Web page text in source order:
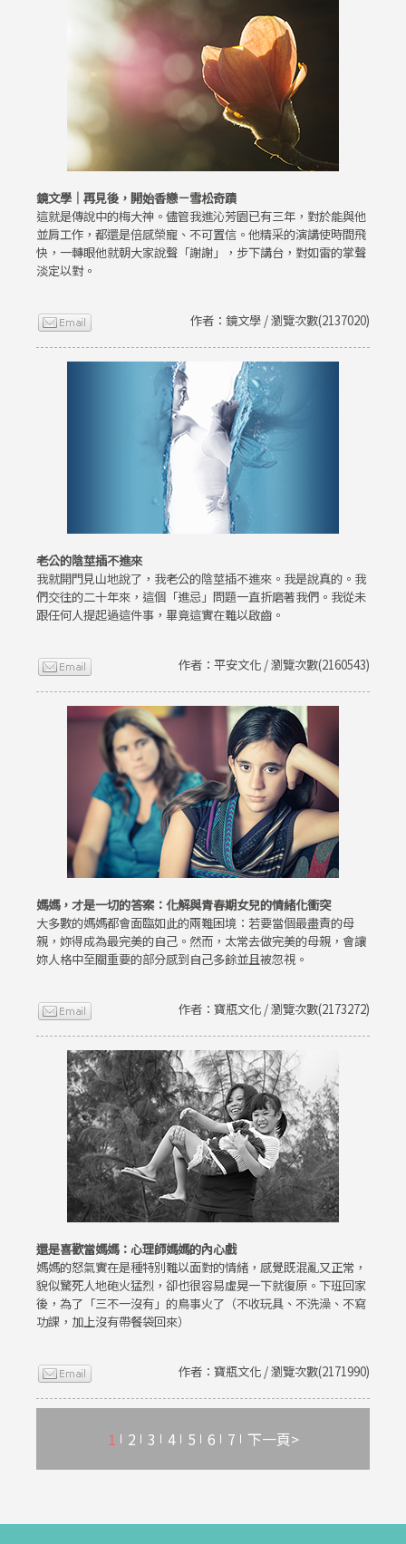
鏡文學｜再見後，開始香戀－雪松奇蹟
這就是傳說中的梅大神。儘管我進沁芳園已有三年，對於能與他
並肩工作，都還是倍感榮寵、不可置信。他精采的演講使時間飛
快，一轉眼他就朝大家說聲「謝謝」，步下講台，對如雷的掌聲
淡定以對。
作者：鏡文學 / 瀏覽次數(2137020)
老公的陰莖插不進來
我就開門見山地說了，我老公的陰莖插不進來。我是說真的。我
們交往的二十年來，這個「進忌」問題一直折磨著我們。我從未
跟任何人提起過這件事，畢竟這實在難以啟齒。
作者：平安文化 / 瀏覽次數(2160543)
媽媽，才是一切的答案：化解與青春期女兒的情緒化衝突
大多數的媽媽都會面臨如此的兩難困境：若要當個最盡責的母
親，妳得成為最完美的自己。然而，太常去做完美的母親，會讓
妳人格中至關重要的部分感到自己多餘並且被忽視。
作者：寶瓶文化 / 瀏覽次數(2173272)
還是喜歡當媽媽：心理師媽媽的內心戲
媽媽的怒氣實在是種特別難以面對的情緒，感覺既混亂又正常，
貌似驚死人地砲火猛烈，卻也很容易虛晃一下就復原。下班回家
後，為了「三不一沒有」的鳥事火了（不收玩具、不洗澡、不寫
功課，加上沒有帶餐袋回來）
作者：寶瓶文化 / 瀏覽次數(2171990)
1 2 3 4 5 6 7 下一頁>